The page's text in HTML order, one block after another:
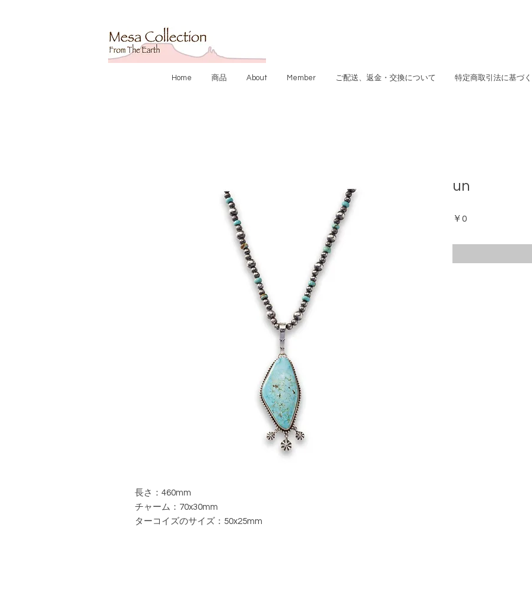
Home 商品 About Member ご配送、返金・交換について 特定商取引法に基づ
長さ：460mm
チャーム：70x30mm
ターコイズのサイズ：50x25mm
un
￥0